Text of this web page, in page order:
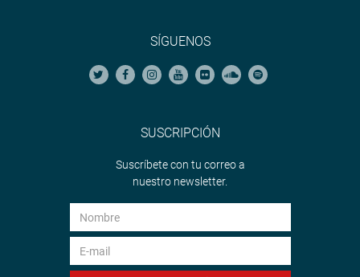
SÍGUENOS
SUSCRIPCIÓN
Suscríbete con tu correo a
nuestro newsletter.